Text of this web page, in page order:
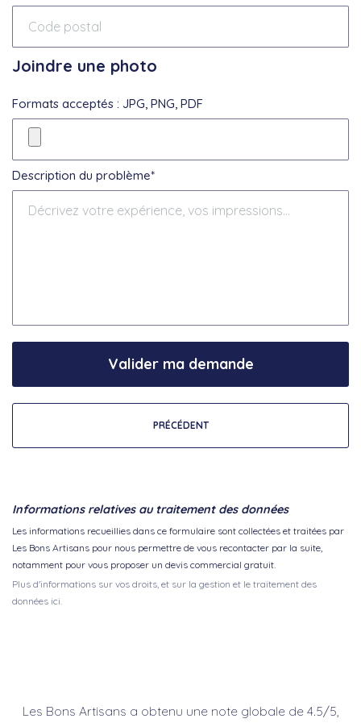
Joindre une photo
Formats acceptés : JPG, PNG, PDF
Description du problème*
PRÉCÉDENT
Valider ma demande
Informations relatives au traitement des données
Les informations recueillies dans ce formulaire sont collectées et traitées par
Les Bons Artisans pour nous permettre de vous recontacter par la suite,
notamment pour vous proposer un devis commercial gratuit.
Plus d'informations sur vos droits, et sur la gestion et le traitement des
données ici.
Les Bons Artisans a obtenu une note globale de 4.5/5,